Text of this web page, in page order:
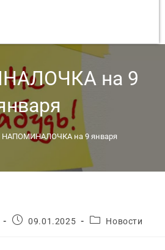
на 9
НАПОМИНАЛОЧКА на 9 января
09.01.2025 Новости